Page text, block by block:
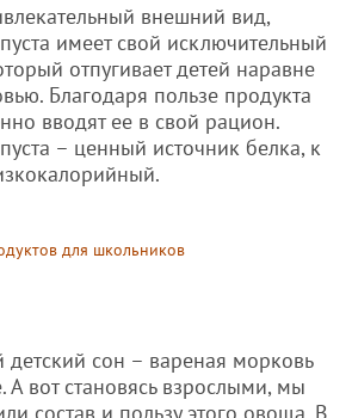
внешний вид,
имеет свой исключительный
отпугивает детей наравне
Благодаря пользе продукта
вводят ее в свой рацион.
– ценный источник белка, к
для школьников
сон – вареная морковь
А вот становясь взрослыми, мы
состав и пользу этого овоща. В